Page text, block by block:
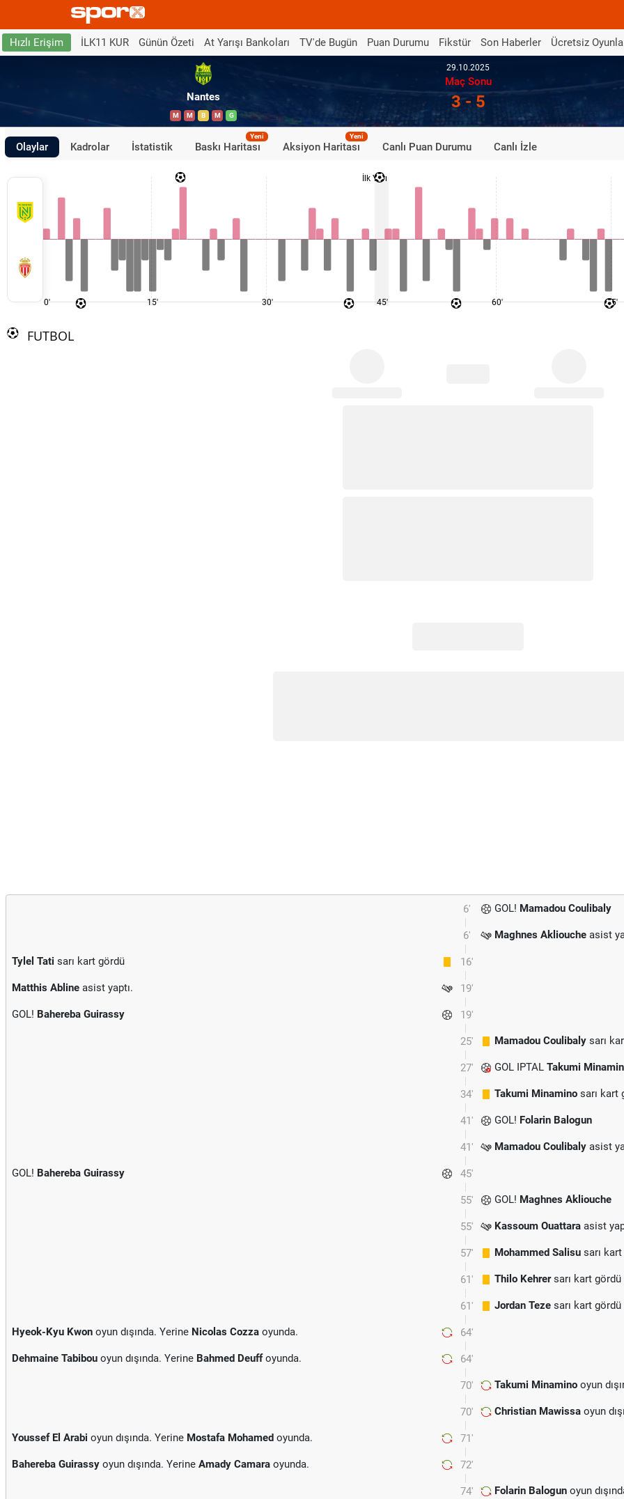
Hızlı Erişim İLK11 KUR Günün Özeti At Yarışı Bankoları TV'de Bugün Puan Durumu Fikstür Son Haberler Ücretsiz
Nantes
M M B M G
29.10.2025
Maç Sonu
3 - 5
Olaylar Kadrolar İstatistik Baskı Haritası
Yeni
Aksiyon Haritası
Yeni
Canlı Puan Durumu Canlı İzle
0' 15' 30'
İlk Yarı
45' 60' 75'
FUTBOL
6' GOL! Mamadou Coulibaly
6' Maghnes Akliouche asist
16'
Tylel Tati sarı kart gördü
19'
Matthis Abline asist yaptı.
19'
GOL! Bahereba Guirassy
25' Mamadou Coulibaly sarı
27' GOL IPTAL Takumi
34' Takumi Minamino sarı kart
41' GOL! Folarin Balogun
41' Mamadou Coulibaly asist
45'
GOL! Bahereba Guirassy
55' GOL! Maghnes Akliouche
55' Kassoum Ouattara asist
57' Mohammed Salisu sarı
61' Thilo Kehrersarı kart gördü
61' Jordan Teze sarı kart gördü
64'
Hyeok-Kyu Kwon oyun dışında. Yerine Nicolas Cozza oyunda.
64'
Dehmaine Tabibou oyun dışında. Yerine Bahmed Deuffoyunda.
70' Takumi Minamino oyun
70' Christian Mawissa oyun
71'
Youssef El Arabi oyun dışında. Yerine Mostafa Mohamed oyunda.
72'
Bahereba Guirassy oyun dışında. Yerine Amady Camara oyunda.
74' Folarin Balogun oyun